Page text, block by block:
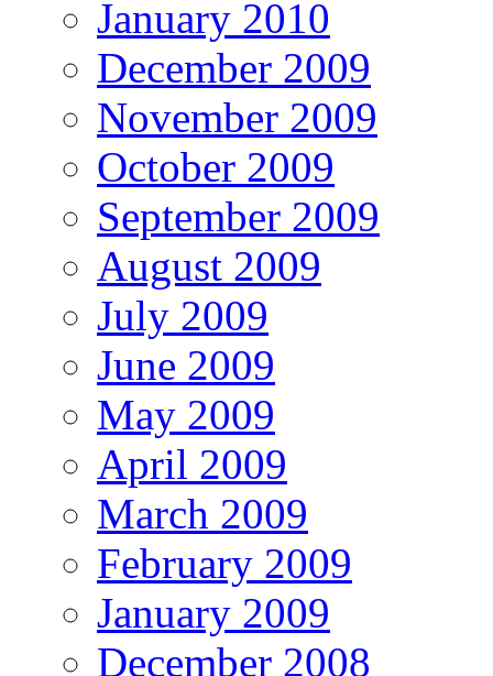
January 2010
December 2009
November 2009
October 2009
September 2009
August 2009
July 2009
June 2009
May 2009
April 2009
March 2009
February 2009
January 2009
December 2008